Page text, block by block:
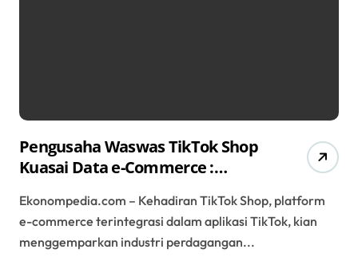
Pengusaha Waswas TikTok Shop
Kuasai Data e-Commerce :
Ekonompedia.com – Kehadiran TikTok Shop, platform
e-commerce terintegrasi dalam aplikasi TikTok, kian
menggemparkan industri perdagangan...